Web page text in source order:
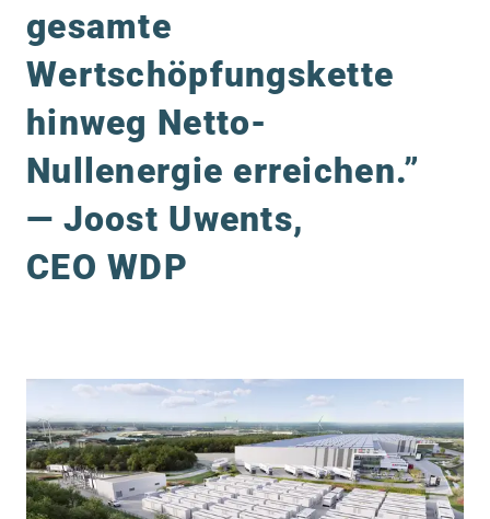
gesamte
Wertschöpfungskette
hinweg Netto-
Nullenergie erreichen.”
— Joost Uwents,
CEO WDP